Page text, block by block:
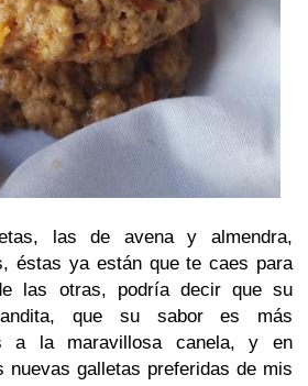
las de avena y almendra,
éstas ya están que te caes para
las otras, podría decir que su
que su sabor es más
a la maravillosa canela, y en
nuevas galletas preferidas de mis